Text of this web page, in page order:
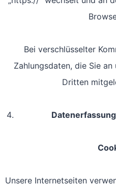
Bei verschlüsselter
Zahlungsdaten, die Sie
Dritten
Unsere Internetseiten